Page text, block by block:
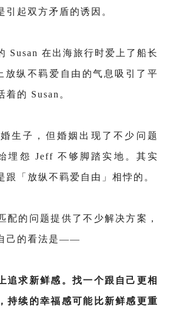
引起双方矛盾的诱因。
Susan 在出海旅行时爱上了船长
放纵不羁爱自由的气息吸引了平
着的 Susan。
生子，但婚姻出现了不少问题
埋怨 Jeff 不够脚踏实地。其实
跟「放纵不羁爱自由」相悖的。
配的问题提供了不少解决方案，
己的看法是——
追求新鲜感。找一个跟自己更相
持续的幸福感可能比新鲜感更重